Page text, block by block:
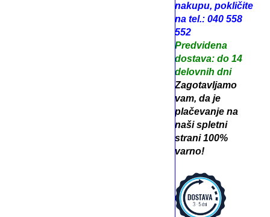
nakupu, pokličite
na tel.: 040 558
552
Predvidena
dostava: do 14
delovnih dni
Zagotavljamo
vam, da je
plačevanje na
naši spletni
strani 100%
varno!